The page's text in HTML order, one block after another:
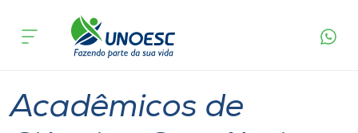
Cursos
acontece
Acadêmicos de